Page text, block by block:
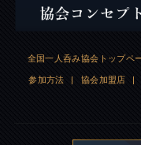
全国一人呑み協会トップペ
参加方法 | 協会加盟店 |